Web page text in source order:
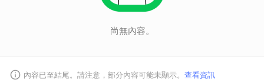
尚無內容。
內容已至結尾。請注意，部分內容可能未顯示。 查看資訊